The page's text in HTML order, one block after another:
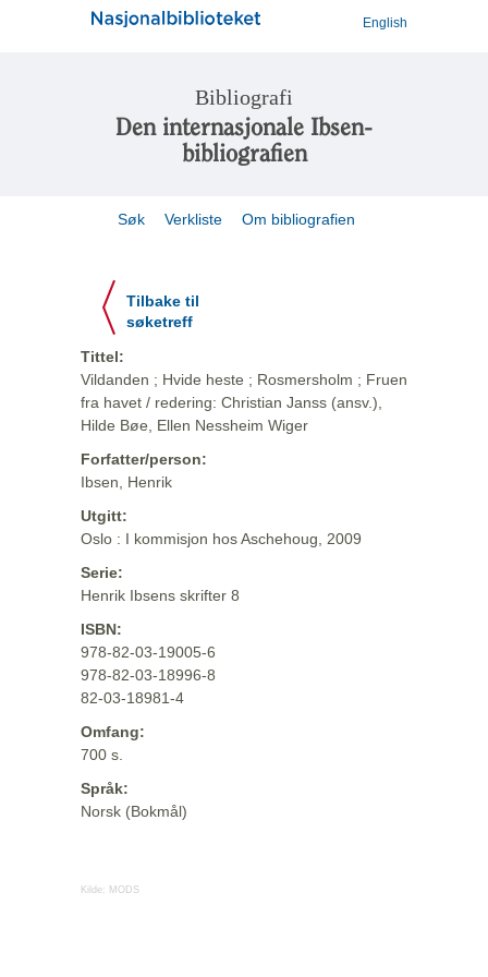
English
Bibliografi
Den internasjonale Ibsen-
bibliografien
Søk Verkliste Om bibliografien
Tilbake til
søketreff
Tittel:
Vildanden ; Hvide heste ; Rosmersholm ; Fruen
fra havet / redering: Christian Janss (ansv.),
Hilde Bøe, Ellen Nessheim Wiger
Forfatter/person:
Ibsen, Henrik
Utgitt:
Oslo : I kommisjon hos Aschehoug, 2009
Serie:
Henrik Ibsens skrifter 8
ISBN:
978-82-03-19005-6
978-82-03-18996-8
82-03-18981-4
Omfang:
700 s.
Språk:
Norsk (Bokmål)
Kilde: MODS